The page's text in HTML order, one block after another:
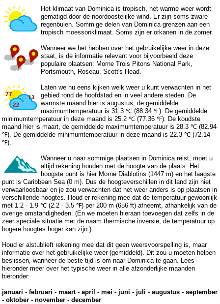
Het klimaat van Dominica is tropisch, het warme weer wordt
gematigd door de noordoostelijke wind. Er zijn soms zware
regenbuien. Sommige delen van Dominica grenzen aan een
tropisch moessonklimaat. Soms zijn er orkanen in de zomer.
Wanneer we het hebben over het gebruikelijke weer in deze
staat, is de informatie relevant voor bijvoorbeeld deze
populaire plaatsen: Morne Trois Pitons National Park,
Portsmouth, Roseau, Scott's Head.
Laten we nu eens kijken welk weer u kunt verwachten in het
gebied rond de hoofdstad en in veel andere steden. De
warmste maand hier is augustus, de gemiddelde
maximumtemperatuur is 31.3 ℃ (88.34 ℉). De gemiddelde
minimumtemperatuur in deze maand is 25.2 ℃ (77.36 ℉). De koudste
maand hier is maart, de gemiddelde maximumtemperatuur is 28.3 ℃ (82.94
℉). De gemiddelde minimumtemperatuur in deze maand is 22.3 ℃ (72.14
℉).
Wanneer u naar sommige plaatsen in Dominica reist, moet u
altijd rekening houden met de hoogte van de plaats. Het
hoogste punt is hier Morne Diablotins (1447 m) en het laagste
punt is Caribbean Sea (0 m). Dus de hoogteverschillen in dit land zijn niet
verwaarloosbaar en je zou verwachten dat het weer anders is op plaatsen in
verschillende hoogtes. Houd er rekening mee dat de temperatuur gewoonlijk
met 1.2 - 1.9 ℃ (2.2 - 3.5 ℉) per 200 m (656 ft) afneemt, afhankelijk van de
overige omstandigheden. (En we moeten hieraan toevoegen dat zelfs in de
zeer speciale situatie met de naam thermische inversie, de temperatuur op
hogere hoogtes hoger kan zijn.)
Houd er alstublieft rekening mee dat dit geen weersvoorspelling is, maar
informatie over het gebruikelijke weer (gemiddeld). Dit zou u moeten helpen
beslissen, wanneer de beste tijd is om naar Dominica te gaan. Lees
hieronder meer over het typische weer in alle afzonderlijke maanden
hieronder:
januari -februari -maart-april -mei - juni - juli -augustus -september
-oktober -november -december